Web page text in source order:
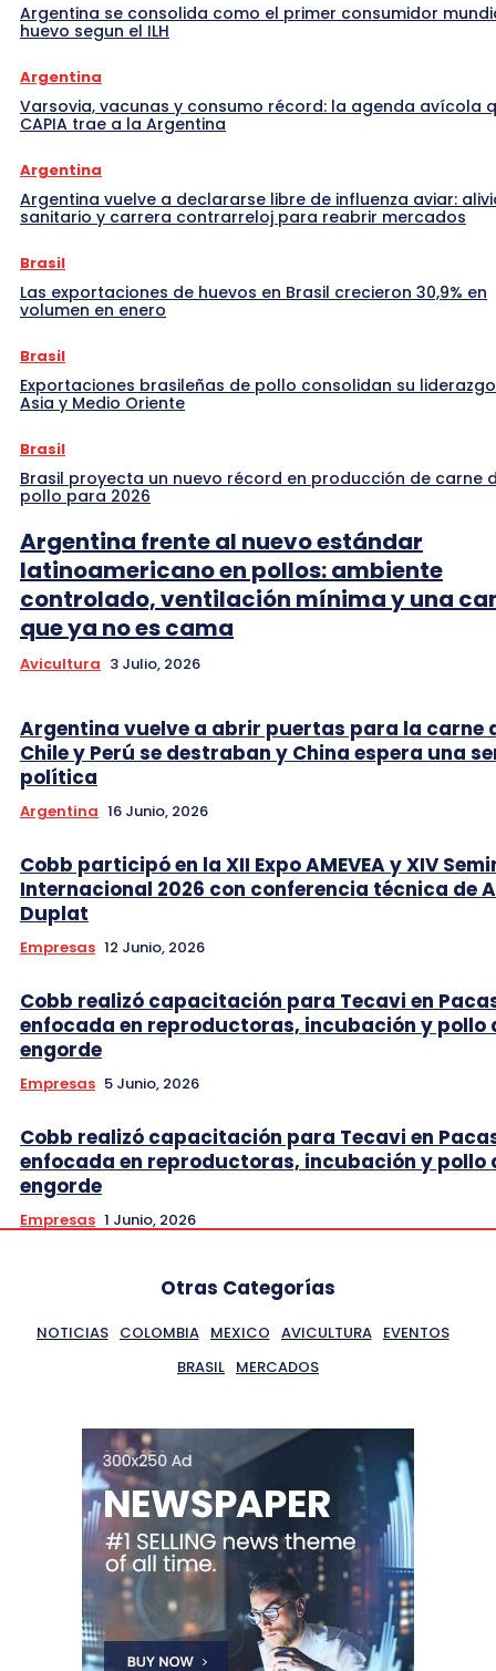
Argentina se consolida como el primer consumidor
huevo segun el ILH
Argentina
Varsovia, vacunas y consumo récord: la agenda avícola
CAPIA trae a la Argentina
Argentina
Argentina vuelve a declararse libre de influenza aviar:
sanitario y carrera contrarreloj para reabrir mercados
Brasil
Las exportaciones de huevos en Brasil crecieron 30,9% en
volumen en enero
Brasil
Exportaciones brasileñas de pollo consolidan su
Asia y Medio Oriente
Brasil
Brasil proyecta un nuevo récord en producción de carne
pollo para 2026
Argentina frente al nuevo estándar
latinoamericano en pollos: ambiente
controlado, ventilación mínima y una
que ya no es cama
Avicultura 3 Julio, 2026
Argentina vuelve a abrir puertas para la carne
Chile y Perú se destraban y China espera una
política
Argentina 16 Junio, 2026
Cobb participó en la XII Expo AMEVEA y XIV
Internacional 2026 con conferencia técnica de
Duplat
Empresas 12 Junio, 2026
Cobb realizó capacitación para Tecavi en
enfocada en reproductoras, incubación y pollo
engorde
Empresas 5 Junio, 2026
Cobb realizó capacitación para Tecavi en
enfocada en reproductoras, incubación y pollo
engorde
Empresas 1 Junio, 2026
Otras Categorías
NOTICIAS COLOMBIA MEXICO AVICULTURA
EVENTOS
BRASIL MERCADOS